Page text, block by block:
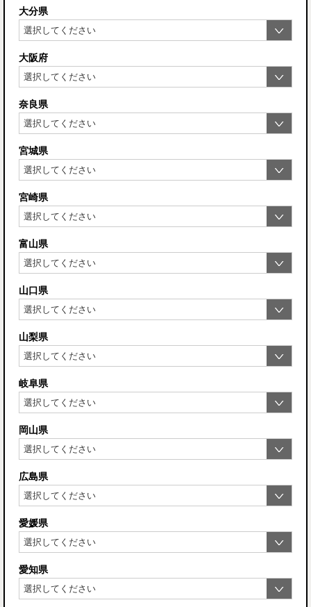
大分県
大阪府
奈良県
宮城県
宮崎県
富山県
山口県
山梨県
岐阜県
岡山県
広島県
愛媛県
愛知県